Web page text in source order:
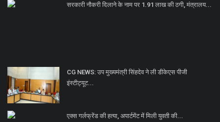
सरकारी नौकरी दिलाने के नाम पर 1.91 लाख की ठगी, मंत्रालय...
CG NEWS: उप मुख्यमंत्री सिंहदेव ने ली डीकेएस पीजी
इंस्टीट्यूट...
एक्स गर्लफ्रेंड की हत्या, अपार्टमेंट में मिली युवती की...